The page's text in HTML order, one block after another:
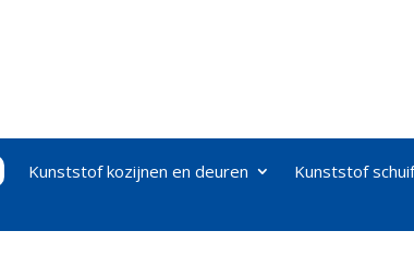
Kunststof kozijnen en deuren Kunststof